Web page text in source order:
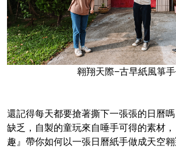
翱翔天際−古早紙風箏
還記得每天都要搶著撕下一張張的日曆
缺乏，自製的童玩來自唾手可得的素材
趣』帶你如何以一張日曆紙手做成天空翱